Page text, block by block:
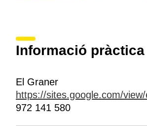
Informació pràctica
El Graner
https://sites.google.com/
972 141 580